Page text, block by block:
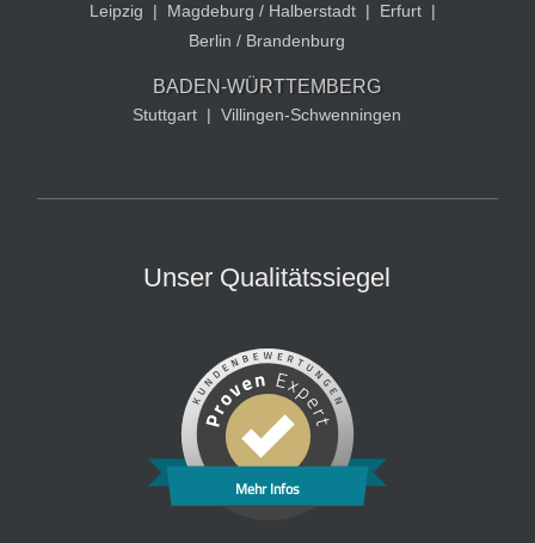
Leipzig | Magdeburg / Halberstadt | Erfurt |
Berlin / Brandenburg
BADEN-WÜRTTEMBERG
Stuttgart | Villingen-Schwenningen
Unser Qualitätssiegel
Mehr Infos